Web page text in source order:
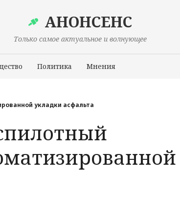
АНОНСЕНС
Только самое актуальное и волнующее
Политика Мнения
укладки асфальта